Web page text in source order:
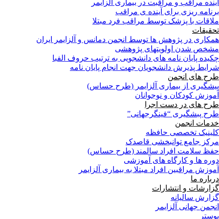
آینده مراقب و مراقبت در بیماری آلزایمر
برنامه ریزی برای آینده ی مراقب
ملاقات با پزشک توسط مراقب فرد مبتلا
تحقیقات
همکاری در پژوهش ها توسط انجمن دمانس و آلزایمر ایران
مشخص شدن اولویتهای پژوهشی
چکیده پایان نامه های دانشجویی به ترتیب حروف الفبا
شرایط پذیرش دانشجویان جهت انجام پایان نامه
طرح های انجمن
پیشگیری از بیماری آلزایمر (طرح حساس)
آموزش کودکان و نوجوانان
طرح های در دست اجرا
طرح پبشگیری “فینگرجهانی”
خدمات انجمن
کلینیک تخصصی حافظه
مرکز جامع توانبخشی قاصدک
حفظ سلامت افراد سالمند (طرح حساس)
دوره ها و کارگاه های آموزشی
آموزش مراقبین افراد مبتلا به بیماری آلزایمر
درباره ما
گزارشات و انتشارات
گزارش سالیانه
انجمن جهانی آلزایمر
پوستر